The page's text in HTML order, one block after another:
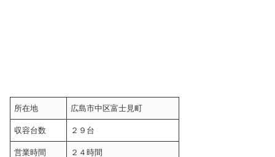
所在地 広島市中区富士見町
収容台数 ２９台
営業時間 ２４時間